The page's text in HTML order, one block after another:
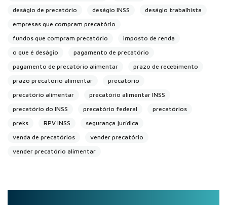
deságio de precatório
deságio INSS
deságio trabalhista
empresas que compram precatório
fundos que compram precatório
imposto de renda
o que é deságio
pagamento de precatório
pagamento de precatório alimentar
prazo de recebimento
prazo precatório alimentar
precatório
precatório alimentar
precatório alimentar INSS
precatório do INSS
precatório federal
precatórios
preks
RPV INSS
segurança jurídica
venda de precatórios
vender precatório
vender precatório alimentar